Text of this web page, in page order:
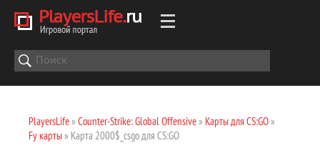
PlayersLife» Counter-Strike: Global Offensive» Карты для CS:GO»
Fy карты» Карта 2000$_csgo для CS:GO